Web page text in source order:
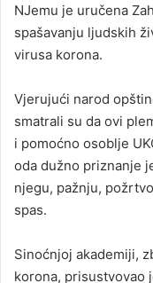
NJemu je uručena
spašavanju ljudskih
virusa korona.
Vjerujući narod
smatrali su da ovi
i pomoćno osoblje
oda dužno priznanje
njegu, pažnju,
spas.
Sinoćnjoj akademiji,
korona, prisustvovao